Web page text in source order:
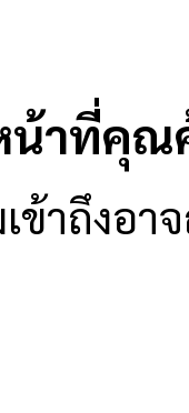
น้าที่คุณ
าถึงอา